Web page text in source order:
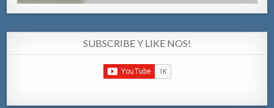
SUBSCRIBE Y LIKE NOS!